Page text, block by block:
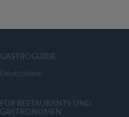
GASTROGUIDE
Deutschland
FÜR RESTAURANTS UND
GASTRONOMEN